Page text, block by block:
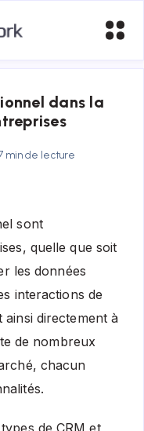
dans la
min de lecture
sont
quelle que soit
les données
interactions de
directement à
de nombreux
chacun